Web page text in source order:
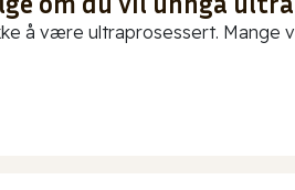
å være ultraprosessert. Mange